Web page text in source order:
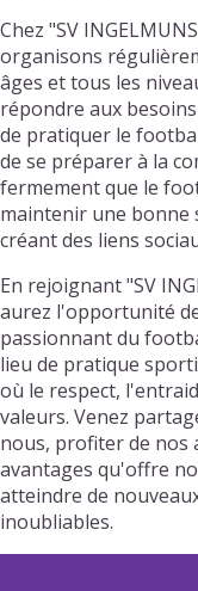
Chez "SV
organisons
âges et tous les
répondre aux
de pratiquer le
de se préparer à la
fermement que le
maintenir une bonne
créant des liens
En rejoignant "SV
aurez l'opportunité
passionnant du
lieu de pratique
où le respect,
valeurs. Venez
nous, profiter de nos
avantages qu'offre
atteindre de
inoubliables.